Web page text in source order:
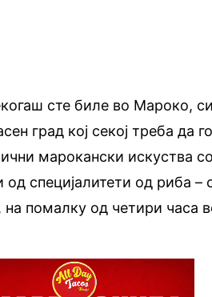
сте биле во Мароко,
град кој секој треба да
марокански искуства
од специјалитети од риба –
на помалку од четири часа